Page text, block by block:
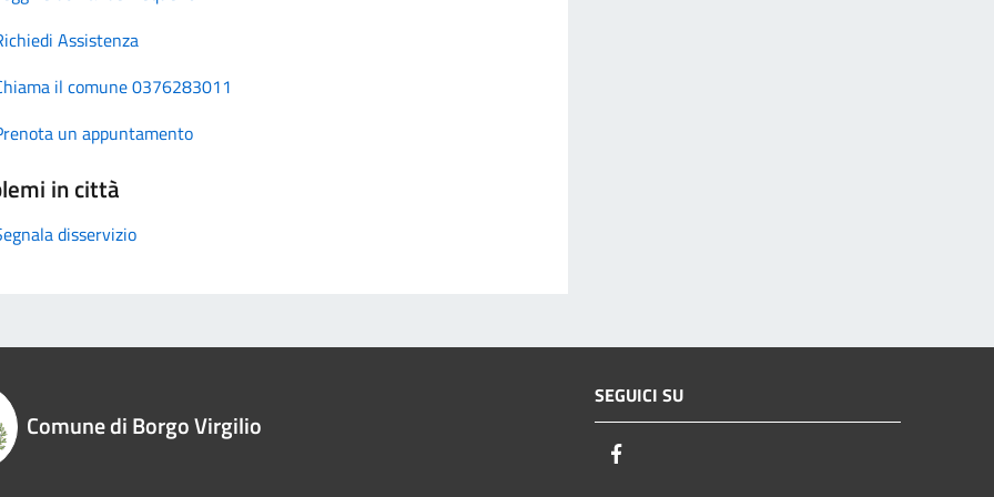
Assistenza
il comune 0376283011
un appuntamento
in città
disservizio
Comune di Borgo Virgilio
SEGUICI SU